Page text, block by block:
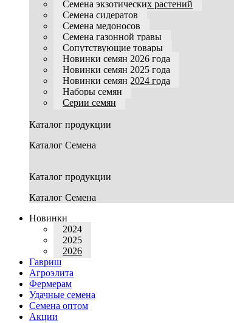
Семена экзотических растений
Семена сидератов
Семена медоносов
Семена газонной травы
Сопутствующие товары
Новинки семян 2026 года
Новинки семян 2025 года
Новинки семян 2024 года
Наборы семян
Серии семян
Каталог продукции
Каталог Семена
Каталог продукции
Каталог Семена
Новинки
2024
2025
2026
Гавриш
Агроэлита
Фермерам
Удачные семена
Семена оптом
Акции